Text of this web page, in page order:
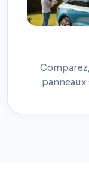
panneaux